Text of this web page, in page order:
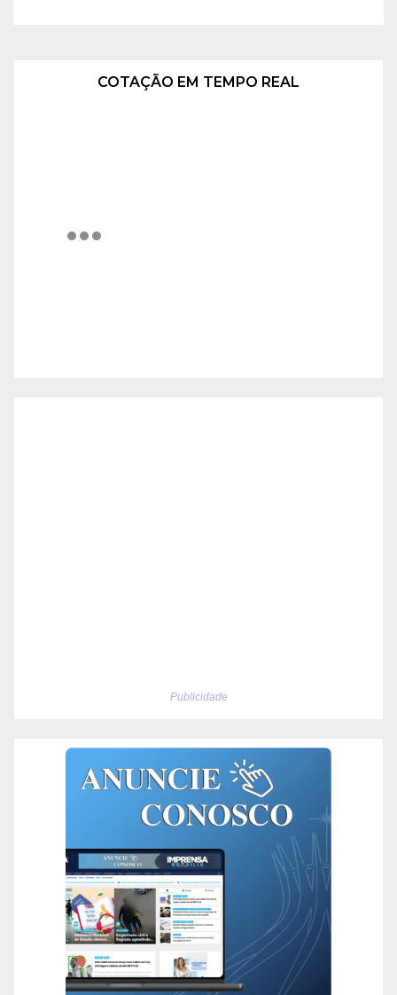
COTAÇÃO EM TEMPO REAL
Publicidade